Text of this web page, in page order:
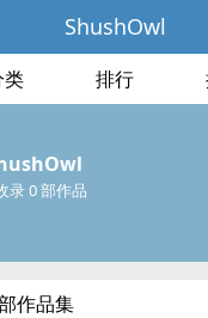
ShushOwl
类 排行
录 0 部作品
作品集